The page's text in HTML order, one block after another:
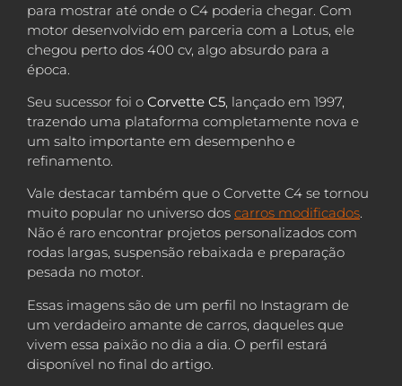
para mostrar até onde o C4 poderia chegar. Com
motor desenvolvido em parceria com a Lotus, ele
chegou perto dos 400 cv, algo absurdo para a
época.
Seu sucessor foi o Corvette C5, lançado em 1997,
trazendo uma plataforma completamente nova e
um salto importante em desempenho e
refinamento.
Vale destacar também que o Corvette C4 se tornou
muito popular no universo dos carros modificados.
Não é raro encontrar projetos personalizados com
rodas largas, suspensão rebaixada e preparação
pesada no motor.
Essas imagens são de um perfil no Instagram de
um verdadeiro amante de carros, daqueles que
vivem essa paixão no dia a dia. O perfil estará
disponível no final do artigo.